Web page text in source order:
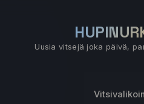
Uusia vitsejä joka päivä,